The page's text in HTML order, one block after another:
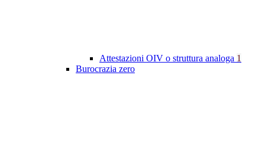
Attestazioni OIV o struttura analoga 1
Burocrazia zero